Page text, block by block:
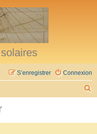
Connexion
S’enregistrer